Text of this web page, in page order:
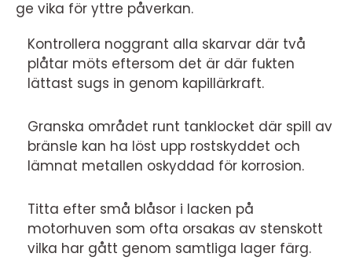
ge vika för yttre påverkan.
Kontrollera noggrant alla skarvar där två
plåtar möts eftersom det är där fukten
lättast sugs in genom kapillärkraft.
Granska området runt tanklocket där spill av
bränsle kan ha löst upp rostskyddet och
lämnat metallen oskyddad för korrosion.
Titta efter små blåsor i lacken på
motorhuven som ofta orsakas av stenskott
vilka har gått genom samtliga lager färg.